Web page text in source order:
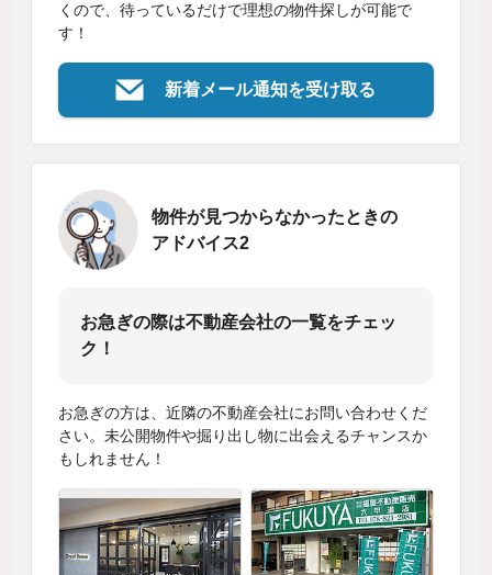
くので、待っているだけで理想の物件探しが可能で
す！
新着メール通知を受け取る
物件が見つからなかったときの
アドバイス2
お急ぎの際は不動産会社の一覧をチェッ
ク！
お急ぎの方は、近隣の不動産会社にお問い合わせくだ
さい。未公開物件や掘り出し物に出会えるチャンスか
もしれません！